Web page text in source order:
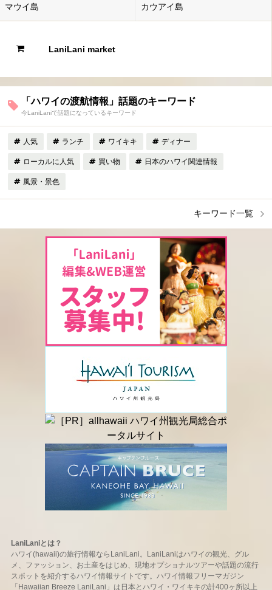
マウイ島 カウアイ島
LaniLani market
「ハワイの渡航情報」話題のキーワード
今LaniLaniで話題になっているキーワード
人気 ランチ ワイキキ ディナー
ローカルに人気 買い物 日本のハワイ関連情報
風景・景色
キーワード一覧
LaniLaniとは？
ハワイ(hawaii)の旅行情報ならLaniLani。LaniLaniはハワイの観光、グル
メ、ファッション、お土産をはじめ、現地オプショナルツアーや話題の流行
スポットを紹介するハワイ情報サイトです。ハワイ情報フリーマガジン
「Hawaiian Breeze LaniLani」は日本とハワイ・ワイキキの計400ヶ所以上